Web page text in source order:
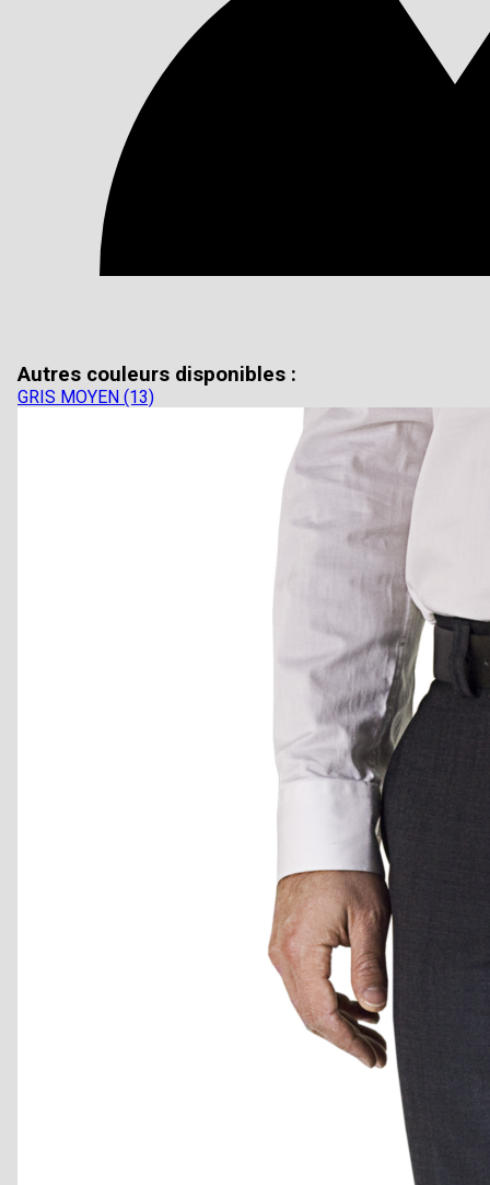
Autres couleurs disponibles :
GRIS MOYEN (13)